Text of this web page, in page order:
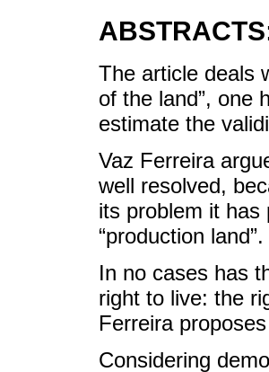
The article deals
of the land”, one
estimate the
Vaz Ferreira
well resolved,
its problem it has
“production land”.
In no cases has
right to live: the
Ferreira
Considering